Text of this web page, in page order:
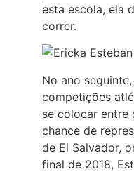
esta escola, ela
correr.
No ano
competições
se colocar entre
chance de
de El Salvador,
final de 2018,